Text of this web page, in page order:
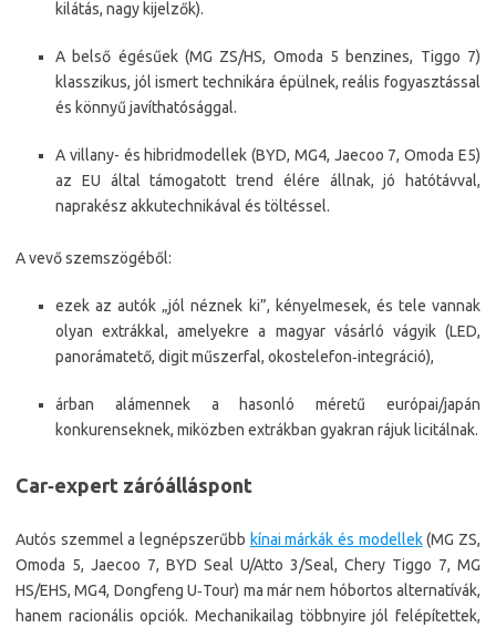
kilátás, nagy kijelzők).
A belső égésűek (MG ZS/HS, Omoda 5 benzines, Tiggo 7)
klasszikus, jól ismert technikára épülnek, reális fogyasztással
és könnyű javíthatósággal.
A villany- és hibridmodellek (BYD, MG4, Jaecoo 7, Omoda E5)
az EU által támogatott trend élére állnak, jó hatótávval,
naprakész akkutechnikával és töltéssel.​
A vevő szemszögéből:
ezek az autók „jól néznek ki”, kényelmesek, és tele vannak
olyan extrákkal, amelyekre a magyar vásárló vágyik (LED,
panorámatető, digit műszerfal, okostelefon‑integráció),
árban alámennek a hasonló méretű európai/japán
konkurenseknek, miközben extrákban gyakran rájuk licitálnak.​
Car‑expert záróálláspont
Autós szemmel a legnépszerűbb kínai márkák és modellek(MG ZS,
Omoda 5, Jaecoo 7, BYD Seal U/Atto 3/Seal, Chery Tiggo 7, MG
HS/EHS, MG4, Dongfeng U‑Tour) ma már nem hóbortos alternatívák,
hanem racionális opciók. Mechanikailag többnyire jól felépítettek,